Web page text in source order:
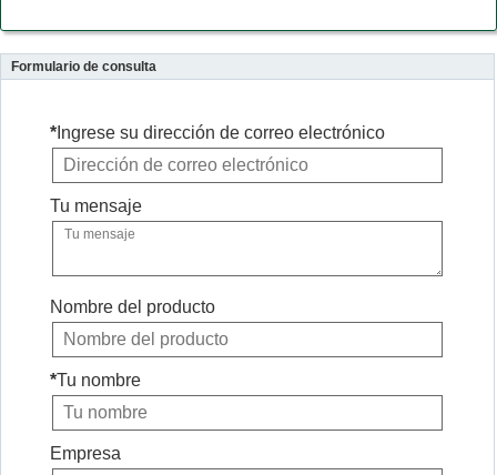
Formulario de consulta
* Ingrese su dirección de correo electrónico
Tu mensaje
Nombre del producto
*Tu nombre
Empresa